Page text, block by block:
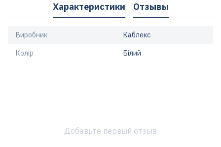
Характеристики Отзывы
Виробник Каблекс
Колір Білий
Добавьте первый отзыв